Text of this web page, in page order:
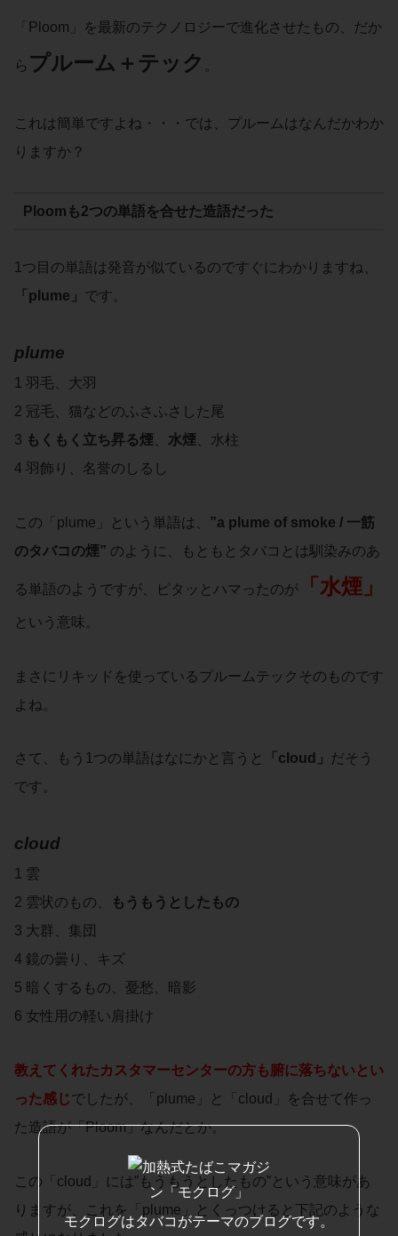
「Ploom」を最新のテクノロジーで進化させたもの、だか
ら プルーム＋テック
これは簡単ですよね・・・では、プルームはなんだかわか
りますか？
Ploomも2つの単語を合せた造語だった
1つ目の単語は発音が似ているのですぐにわかりますね、
「 plume 」 です。
plume
1 羽毛、大羽
2 冠毛、猫などのふさふさした尾
3 もくもく立ち昇る煙 水煙 、水柱
4 羽飾り、名誉のしるし
この「plume」という単語は、 ”a plume of smoke / 一筋
のタバコの煙” のように、もともとタバコとは馴染みのあ
る単語のようですが、ピタッとハマったのが 「水煙」
という意味。
まさにリキッドを使っているプルームテックそのものです
よね。
さて、もう1つの単語はなにかと言うと 「 cloud 」 だそう
です。
cloud
1 雲
2 雲状のもの、
もうもうとしたもの
3 大群、集団
4 鏡の曇り、キズ
5 暗くするもの、憂愁、暗影
6 女性用の軽い肩掛け
教えてくれたカスタマーセンターの方も腑に落ちないとい
った感じでしたが、「plume」と「cloud」を合せて作っ
た造語が「Ploom」なんだとか。
この「cloud」には”もうもうとしたもの”という意味があ
りますが、これを「plume」とくっつけると下記のような
モクログはタバコがテーマのブログです。